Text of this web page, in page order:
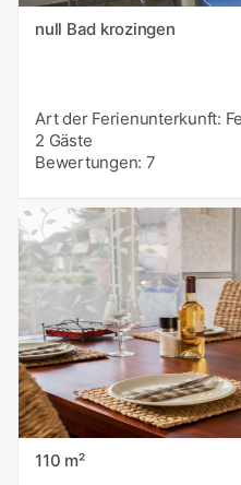
null Bad krozingen
Art der Ferienunterkunft:
2 Gäste
Bewertungen: 7
110 m²